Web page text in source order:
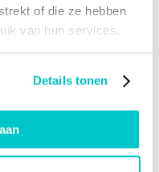
of die ze hebben
van hun services.
Details tonen